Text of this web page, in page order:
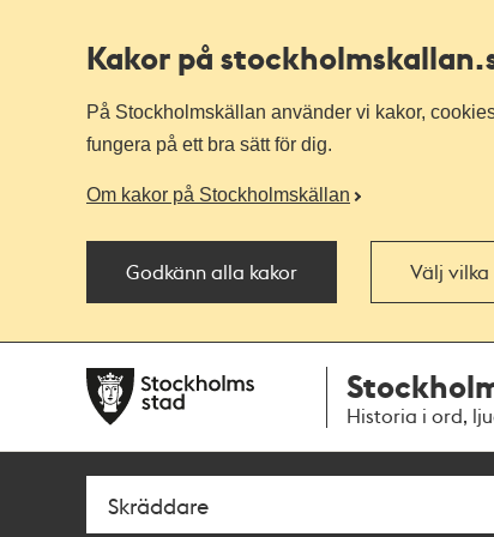
Kakor på stockholmskallan
På Stockholmskällan använder vi kakor,
fungera på ett bra sätt för dig.
Om kakor på Stockholmskällan
Godkänn alla kakor Välj
navigationen
huvudinnehållet
Historia i ord,
Sök